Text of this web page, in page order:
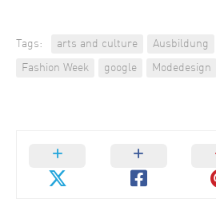
Tags: arts and culture Ausbildung
Fashion Week google Modedesign